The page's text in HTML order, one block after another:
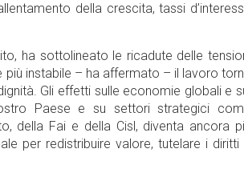
della crescita, tassi
ha sottolineato le ricadute delle
più instabile – ha affermato – il lavoro
Gli effetti sulle economie globali e
Paese e su settori strategici
della Fai e della Cisl, diventa ancora
per redistribuire valore, tutelare i diritti